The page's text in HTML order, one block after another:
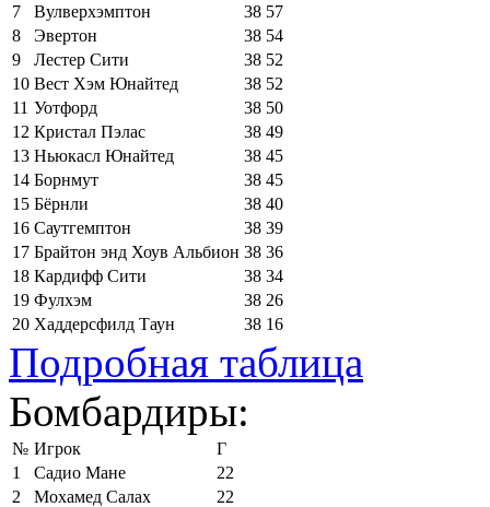
7
Вулверхэмптон 38 57
8
Эвертон 38 54
9
Лестер Сити 38 52
10 Вест Хэм Юнайтед 38 52
11 Уотфорд 38 50
12 Кристал Пэлас 38 49
13 Ньюкасл Юнайтед 38 45
14 Борнмут 38 45
15 Бёрнли 38 40
16 Саутгемптон 38 39
17 Брайтон энд Хоув Альбион 38 36
18 Кардифф Сити 38 34
19 Фулхэм 38 26
20 Хаддерсфилд Таун 38 16
Подробная таблица
Бомбардиры:
№ Игрок
Г
1
Садио Мане
22
2
Мохамед Салах
22